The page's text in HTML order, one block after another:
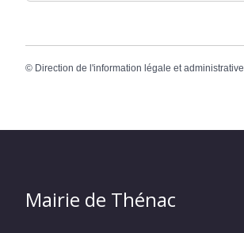
© Direction de l'information légale et administrative
Mairie de Thénac